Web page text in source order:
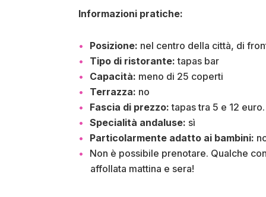
Informazioni pratiche:
Posizione: nel centro della città, di
Tipo di ristorante:tapas bar
Capacità: meno di 25 coperti
Terrazza: no
Fascia di prezzo: tapas tra 5 e 12 euro.
Specialità andaluse: sì
Particolarmente adatto ai bambini:
Non è possibile prenotare. Qualche
affollata mattina e sera!